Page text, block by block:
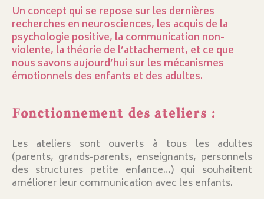
Un concept qui se repose sur les dernières
recherches en neurosciences, les acquis de la
psychologie positive, la communication non-
violente, la théorie de l’attachement, et ce que
nous savons aujourd’hui sur les mécanismes
émotionnels des enfants et des adultes.
Fonctionnement des ateliers :
Les ateliers sont ouverts à tous les adultes
(parents, grands-parents, enseignants, personnels
des structures petite enfance…) qui souhaitent
améliorer leur communication avec les enfants.